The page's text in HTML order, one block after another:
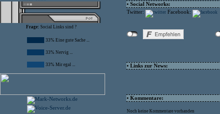
Frage: Social Links sind ?
33% Eine gute Sache ...
33% Nervig ...
33% Mir egal ...
• Social Networks:
Twitter:
Facebook:
• Links zur News:
• Kommentare:
Noch keine Kommentare vorhanden